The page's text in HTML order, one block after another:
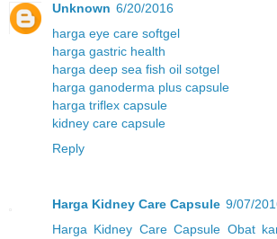
Unknown 6/20/2016
harga eye care softgel
harga gastric health
harga deep sea fish oil sotgel
harga ganoderma plus capsule
harga triflex capsule
kidney care capsule
Reply
Harga Kidney Care Capsule 9/07/
Harga Kidney Care Capsule Obat